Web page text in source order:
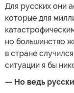
Для русских они
которые для
но большинство
в стране
ситуации я бы
— Но ведь